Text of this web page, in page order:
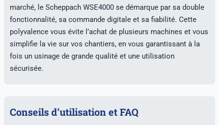
marché, le Scheppach WSE4000 se démarque par sa double
fonctionnalité, sa commande digitale et sa fiabilité. Cette
polyvalence vous évite l’achat de plusieurs machines et vous
simplifie la vie sur vos chantiers, en vous garantissant à la
fois un usinage de grande qualité et une utilisation
sécurisée.
Conseils d’utilisation et FAQ